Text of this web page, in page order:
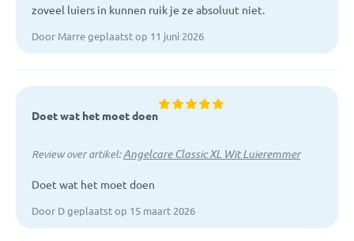
zoveel luiers in kunnen ruik je ze absoluut niet.
Door Marre geplaatst op 11 juni 2026
Doet wat het moet doen
Review over artikel:Angelcare Classic XL Wit Luieremmer
Doet wat het moet doen
Door D geplaatst op 15 maart 2026